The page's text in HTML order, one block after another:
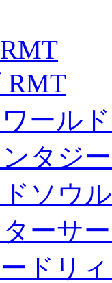
RMT
ール
タジ
ソウ
ーサ
ドリ